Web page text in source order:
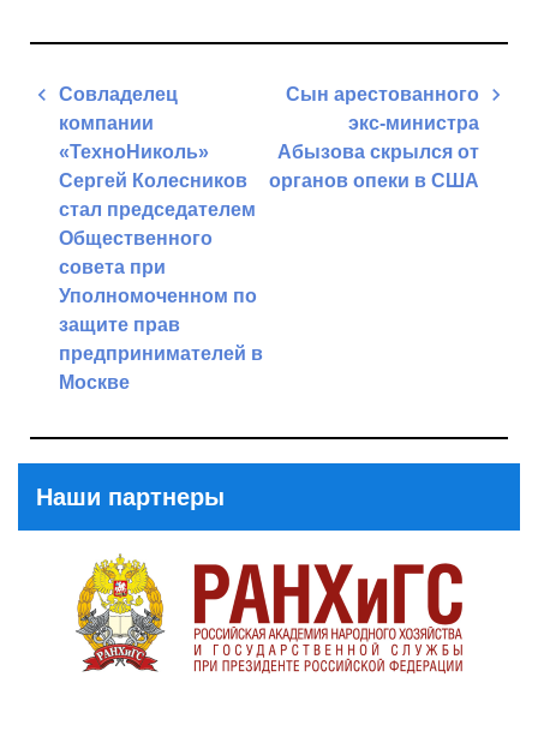
Навигация
записям
Совладелец
компании
«ТехноНиколь»
Сергей Колесников
стал председателем
Общественного
совета при
Уполномоченном по
защите прав
предпринимателей в
Москве
Сын арестованного
экс-министра
Абызова скрылся от
органов опеки в США
Наши партнеры